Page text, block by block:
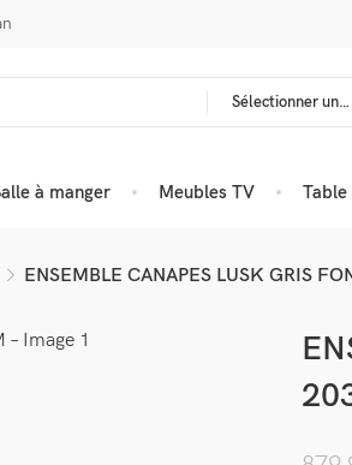
Sélectionner une catégorie
à manger Meubles TV Table
ENSEMBLE CANAPES LUSK GRIS